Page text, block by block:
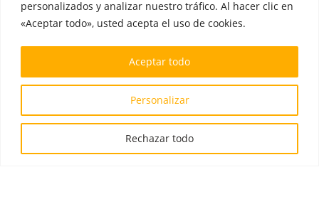
personalizados y analizar nuestro tráfico. Al hacer clic en
«Aceptar todo», usted acepta el uso de cookies.
Personalizar
Rechazar todo
Aceptar todo
+34 664 576 624
info@seishormigas.com